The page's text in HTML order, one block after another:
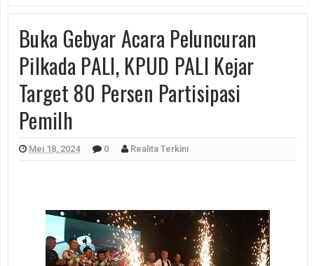
Buka Gebyar Acara Peluncuran
Pilkada PALI, KPUD PALI Kejar
Target 80 Persen Partisipasi
Pemilh
Mei 18, 2024 0 Realita Terkini